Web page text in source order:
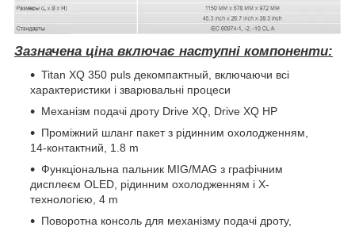
Зазначена ціна включає наступні компоненти:
Titan XQ 350 puls декомпактный, включаючи всі
характеристики і зварювальні процеси
Механізм подачі дроту Drive XQ, Drive XQ HP
Проміжний шланг пакет з рідинним охолодженням,
14-контактний, 1.8 m
Функціональна пальник MIG/MAG з графічним
дисплеєм OLED, рідинним охолодженням і X-
технологією, 4 m
Поворотна консоль для механізму подачі дроту,